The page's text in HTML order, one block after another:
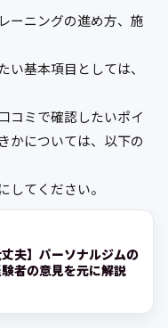
ーニングの進め方、施
基本項目としては、
コミで確認したいポイ
かについては、以下の
してください。
丈夫】パーソナルジムの
者の意見を元に解説